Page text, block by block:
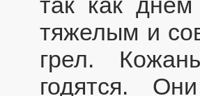
тяжелым и
грел.
годятся.